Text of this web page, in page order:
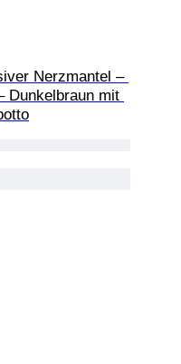
Nerzmantel –
Dunkelbraun mit